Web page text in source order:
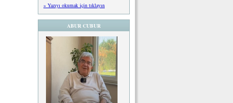
» Yazıyı okumak için tıklayın
ABUR CUBUR